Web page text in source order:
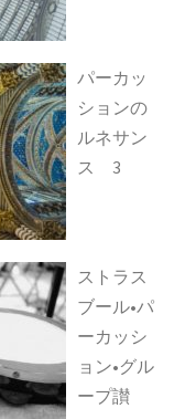
パーカッ
ションの
ルネサン
ス 3
ストラス
ブール•パ
ーカッシ
ョン•グル
ープ讃